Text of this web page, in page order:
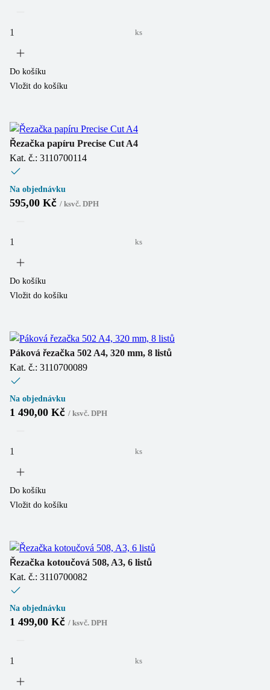
ks
Do košíku
Vložit do košíku
Řezačka papíru Precise Cut A4
Kat. č.: 3110700114
Na objednávku
595,00 Kč / ksvč. DPH
ks
Do košíku
Vložit do košíku
Páková řezačka 502 A4, 320 mm, 8 listů
Kat. č.: 3110700089
Na objednávku
1 490,00 Kč / ksvč. DPH
ks
Do košíku
Vložit do košíku
Řezačka kotoučová 508, A3, 6 listů
Kat. č.: 3110700082
Na objednávku
1 499,00 Kč / ksvč. DPH
ks